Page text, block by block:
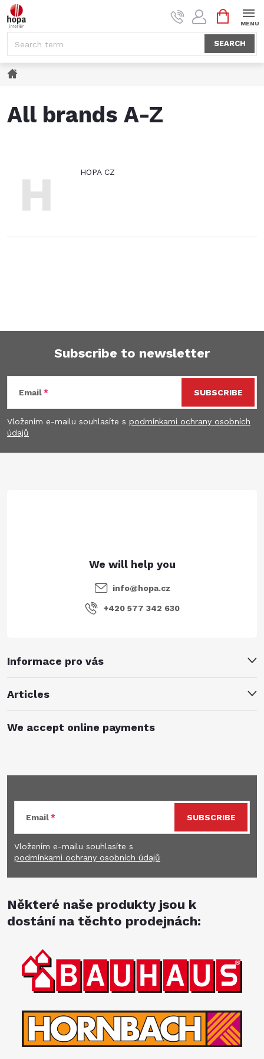
Skip
to
SEARCH
CART
All brands A-Z
H HOPA CZ
F
o
o
Subscribe to newsletter
Email
Vložením e-mailu souhlasíte s podmínkami ochrany osobních
údajů
SUBSCRIBE
Informace pro vás
Articles
info@hopa.cz
+420 577 342 630
We accept online payments
Email
Vložením e-mailu souhlasíte s
podmínkami ochrany osobních údajů
SUBSCRIBE
Některé naše produkty jsou k
dostání na těchto prodejnách: